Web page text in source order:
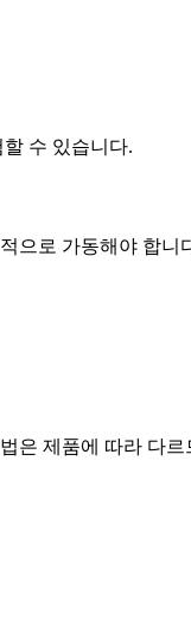
수 있습니다.
으로 가동해야 합니
은 제품에 따라 다